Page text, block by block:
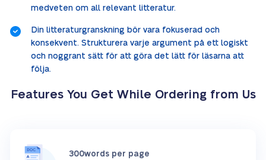
medveten om all relevant litteratur.
Din litteraturgranskning bör vara fokuserad och
konsekvent. Strukturera varje argument på ett logiskt
och noggrant sätt för att göra det lätt för läsarna att
följa.
Features You Get While Ordering from Us
300words per page